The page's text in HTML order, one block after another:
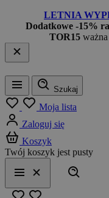
LETNIA
Dodatkowe -15%
TOR15
Menu
Szukaj
Moja lista
Zaloguj się
Koszyk
Twój koszyk jest pusty
Menu
Zamknij